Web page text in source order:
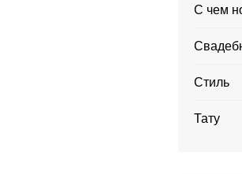
С чем
Стиль
Тату